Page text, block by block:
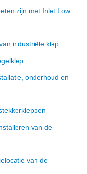
zijn met Inlet Low
industriële klep
onderhoud en
van de
van de